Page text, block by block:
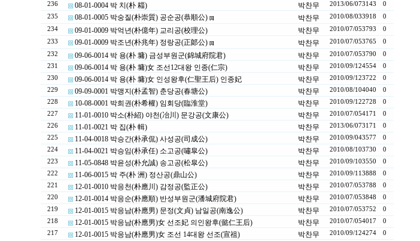
236
08-01-0004 박 치(朴 䎩) 박찬무 2013/06/073143
0
235
08-01-0005 박숭질(朴崇質) 공순공(恭順公) [1] 박찬무 2010/08/033918
0
234
09-01-0009 박억년(朴億年) 교리공(校理公) 박찬무 2010/07/053793
0
233
09-01-0009 박조년(朴兆年) 정랑공(正郞公) [1] 박찬무 2010/07/053765
0
232
09-06-0014 박 용(朴 墉) 금성부원군(錦城府院君) 박찬무 2010/07/053790
0
231
09-06-0014 박 용(朴 墉)女 조선12대왕 인종(仁宗) 박찬무 2010/09/124554
0
230
09-06-0014 박 용(朴 墉)女 인성왕후(仁聖王后) 인종妃 박찬무 2010/09/123722
0
229
09-09-0001 박맹지(朴孟智) 춘당공(春塘公) 박찬무 2010/08/104040
0
228
10-08-0001 박희권(朴希權) 임회당(臨淮堂) 박찬무 2010/09/122728
0
227
11-01-0010 박소(朴紹) 야천(冶川) 문강공(文康公) 박찬무 2010/07/054171
0
226
11-01-0021 박 집(朴 輯) 박찬무 2013/06/073171
0
225
11-04-0018 박승간(朴承侃) 사성공(司成公) 박찬무 2010/09/043577
0
224
11-04-0021 박승임(朴承任) 소고공(嘯皐公) 박찬무 2010/08/103730
0
223
11-05-0848 박윤성(朴允誠) 송고공(松皐公) 박찬무 2010/09/103550
0
222
11-06-0015 박 주(朴 洲) 정산공(鼎山公) 박찬무 2010/09/11 3888
0
221
12-01-0010 박응천(朴應川) 감정공(監正公) 박찬무 2010/07/053788
0
220
12-01-0014 박응순(朴應順) 반성부원군(潘城府院君) 박찬무 2010/07/053848
0
219
12-01-0015 박응남(朴應男) 문정(文貞) 남일공(南逸公) 박찬무 2010/07/053752
0
218
12-01-0015 박응남(朴應男)女 선조妃 의인왕후(懿仁王后) 박찬무 2010/07/054017
0
217
12-01-0015 박응남(朴應男)女 조선 14대왕 선조(宣祖) 박찬무 2010/09/124274
0